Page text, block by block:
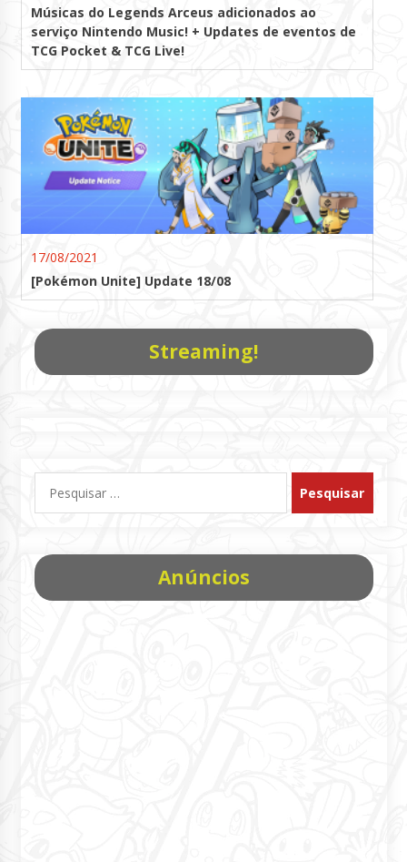
Músicas do Legends Arceus adicionados ao
serviço Nintendo Music! + Updates de eventos de
TCG Pocket & TCG Live!
17/08/2021
[Pokémon Unite] Update 18/08
Streaming!
por:
Anúncios